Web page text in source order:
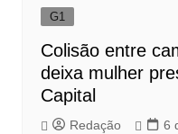
G1
Colisão entre
deixa mulher
Capital
Redação 6